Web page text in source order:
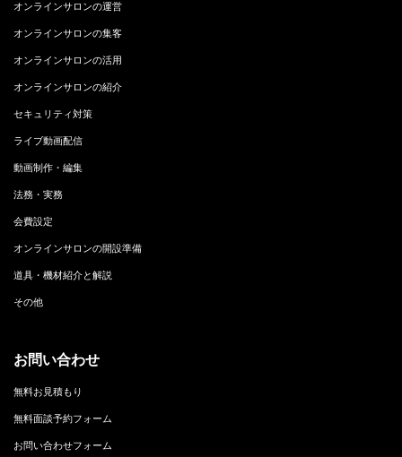
オンラインサロンの運営
オンラインサロンの集客
オンラインサロンの活用
オンラインサロンの紹介
セキュリティ対策
ライブ動画配信
動画制作・編集
法務・実務
会費設定
オンラインサロンの開設準備
道具・機材紹介と解説
その他
お問い合わせ
無料お見積もり
無料面談予約フォーム
お問い合わせフォーム